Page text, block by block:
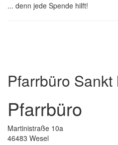
... denn jede Spende hilft!
Pfarrbüro Sankt
Pfarrbüro
Martinistraße 10a
46483 Wesel